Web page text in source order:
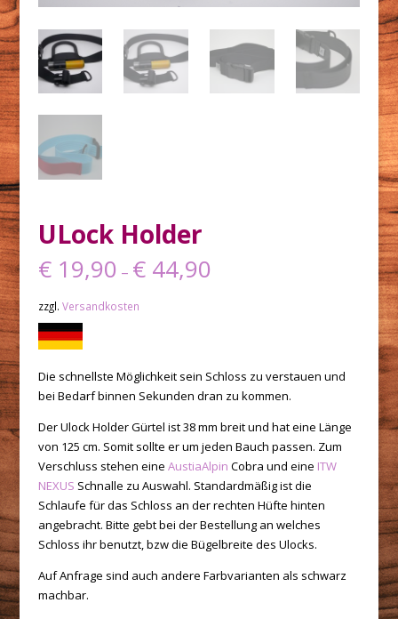
ULock Holder
€19,90 – €44,90
zzgl. Versandkosten
Die schnellste Möglichkeit sein Schloss zu verstauen und
bei Bedarf binnen Sekunden dran zu kommen.
Der Ulock Holder Gürtel ist 38 mm breit und hat eine Länge
von 125 cm. Somit sollte er um jeden Bauch passen. Zum
Verschluss stehen eine AustiaAlpin Cobra und eine ITW
NEXUS Schnalle zu Auswahl. Standardmäßig ist die
Schlaufe für das Schloss an der rechten Hüfte hinten
angebracht. Bitte gebt bei der Bestellung an welches
Schloss ihr benutzt, bzw die Bügelbreite des Ulocks.
Auf Anfrage sind auch andere Farbvarianten als schwarz
machbar.